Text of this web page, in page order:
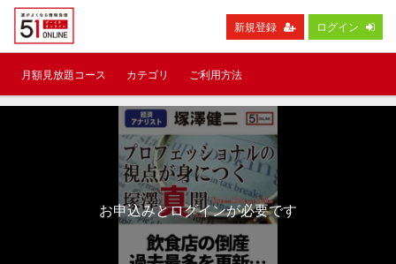
新規登録 ログイン
月額見放題コース カテゴリ ご利用方法
お申込みとログインが必要です